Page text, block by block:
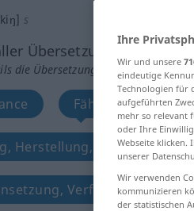
s
Übersetzungen
die Übersetzung anklicken/
Fähigkeit,
Herstellung, Fabrikation
Verfassung,
Ihre
Wir und unsere
eindeutige
Technologien für
aufgeführten
mehr so relevant
oder Ihre
Webseite klicken.
unserer
Wir verwenden
kommunizieren
der statistischen